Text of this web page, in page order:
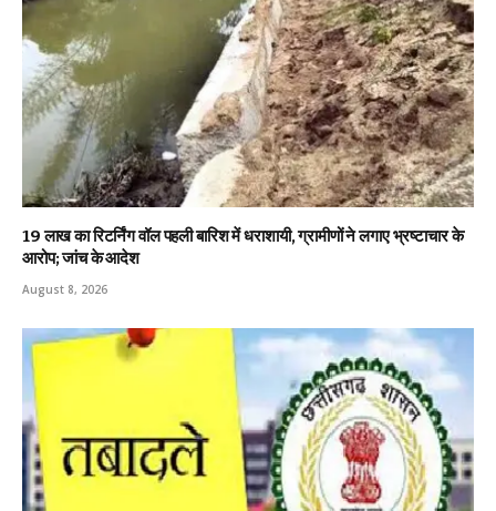
19 लाख का रिटर्निंग वॉल पहली बारिश में धराशायी, ग्रामीणों ने लगाए भ्रष्टाचार के
आरोप; जांच के आदेश
August 8, 2026